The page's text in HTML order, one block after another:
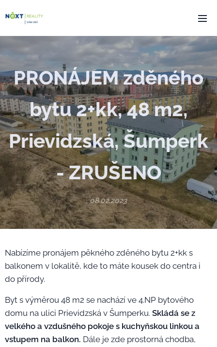
PRONÁJEM zděného
bytu 2+kk, 48 m2,
Prievidzská, Šumperk
- ZRUŠENO
08.02.2023
Nabízíme pronájem pěkného zděného bytu 2+kk s
balkonem v lokalitě, kde to máte kousek do centra i
do přírody.
Byt s výměrou 48 m2 se nachází ve 4.NP bytového
domu na ulici Prievidzská v Šumperku. Skládá se z
velkého a vzdušného pokoje s kuchyňskou linkou a
vstupem na balkon. Dále je zde prostorná chodba,